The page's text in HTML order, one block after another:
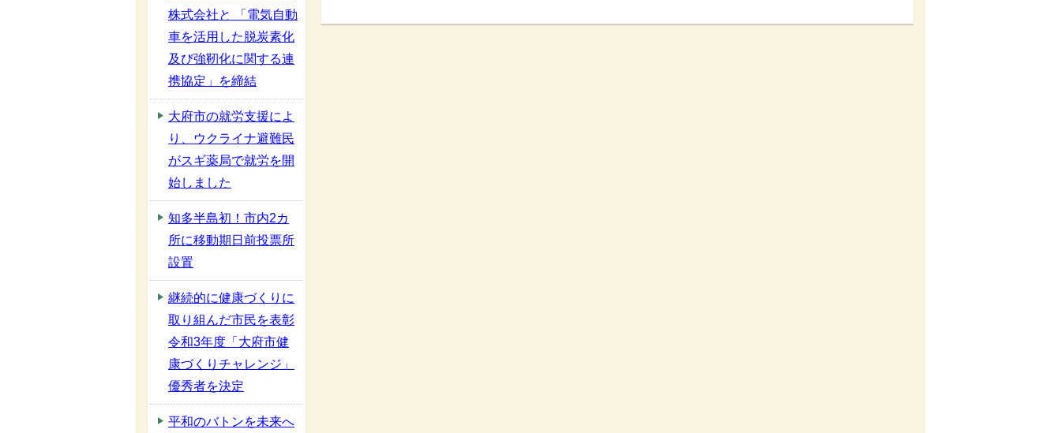
株式会社と 「電気自動
車を活用した脱炭素化
及び強靭化に関する連
携協定」を締結
大府市の就労支援によ
り、ウクライナ避難民
がスギ薬局で就労を開
始しました
知多半島初！市内2カ
所に移動期日前投票所
設置
継続的に健康づくりに
取り組んだ市民を表彰
令和3年度「大府市健
康づくりチャレンジ」
優秀者を決定
平和のバトンを未来へ